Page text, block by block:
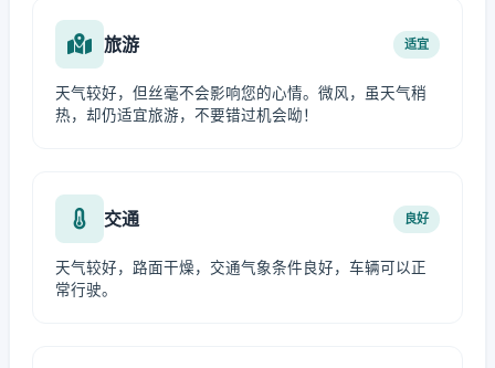
旅游 适宜
天气较好，但丝毫不会影响您的心情。微风，虽天气稍
热，却仍适宜旅游，不要错过机会呦！
交通 良好
天气较好，路面干燥，交通气象条件良好，车辆可以正
常行驶。